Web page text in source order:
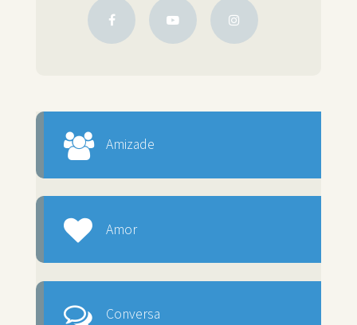
Amizade
Amor
Conversa